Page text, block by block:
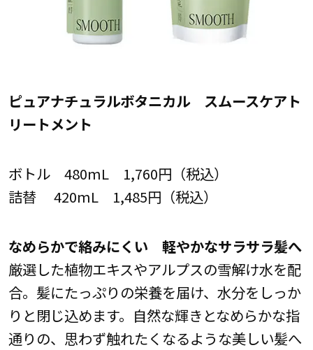
ピュアナチュラルボタニカル スムースケアト
リートメント
ボトル 480mL 1,760円（税込）
詰替 420mL 1,485円（税込）
なめらかで絡みにくい 軽やかなサラサラ髪へ
厳選した植物エキスやアルプスの雪解け水を配
合。髪にたっぷりの栄養を届け、水分をしっか
りと閉じ込めます。自然な輝きとなめらかな指
通りの、思わず触れたくなるような美しい髪へ